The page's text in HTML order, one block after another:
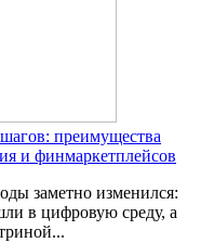
преимущества
и финмаркетплейсов
заметно изменился:
в цифровую среду, а